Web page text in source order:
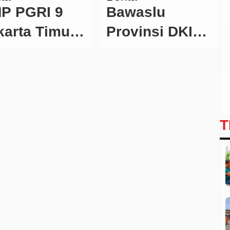
PGRI 9
Timur,
Bawaslu
Provinsi DKI